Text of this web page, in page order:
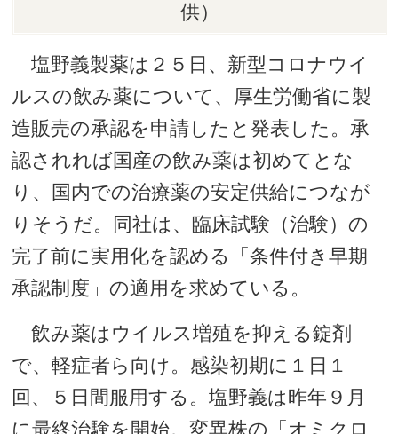
供）
塩野義製薬は２５日、新型コロナウイ
ルスの飲み薬について、厚生労働省に製
造販売の承認を申請したと発表した。承
認されれば国産の飲み薬は初めてとな
り、国内での治療薬の安定供給につなが
りそうだ。同社は、臨床試験（治験）の
完了前に実用化を認める「条件付き早期
承認制度」の適用を求めている。
飲み薬はウイルス増殖を抑える錠剤
で、軽症者ら向け。感染初期に１日１
回、５日間服用する。塩野義は昨年９月
に最終治験を開始。変異株の「オミクロ